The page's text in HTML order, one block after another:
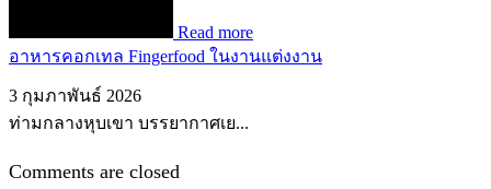
Read more
อาหารคอกเทล Fingerfood ในงานแต่งงาน
3 กุมภาพันธ์ 2026
ท่ามกลางหุบเขา บรรยากาศเย...
Comments are closed